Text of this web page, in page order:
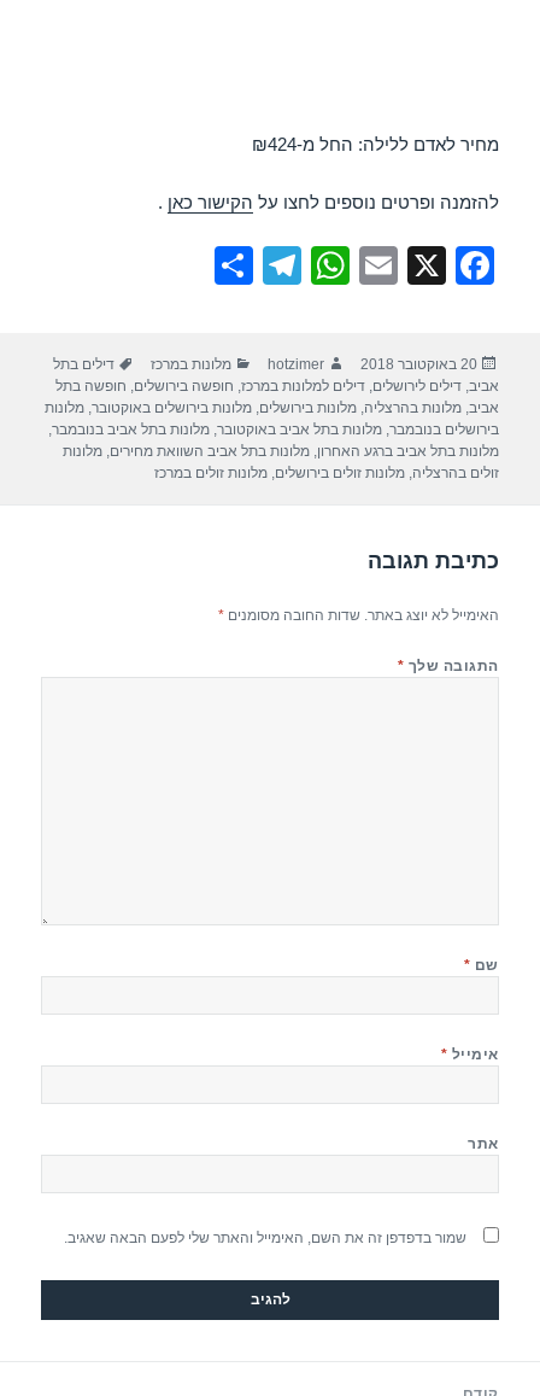
מחיר לאדם ללילה: החל מ-₪424
להזמנה ופרטים נוספים לחצו על הקישור כאן .
F
e
b
o
X
E
W
s
A
p
T
gr
a
m
e
פורסם
בתאריך
20 באוקטובר 2018 מחבר
hotzimer קטגוריות
מלונות במרכז תגיות
דילים בתל
אביב,דילים לירושלים,דילים למלונות במרכז, חופשה בירושלים, חופשה בתל
אביב,מלונות בהרצליה,מלונות בירושלים,מלונות בירושלים באוקטובר,מלונות
בירושלים בנובמבר,מלונות בתל אביב באוקטובר,מלונות בתל אביב בנובמבר,
מלונות בתל אביב ברגע האחרון,מלונות בתל אביב השוואת מחירים,מלונות
זולים בהרצליה,מלונות זולים בירושלים,מלונות זולים במרכז
כתיבת תגובה
האימייל לא יוצג באתר. שדות החובה מסומנים*
התגובה שלך *
שם *
אימייל *
אתר
שמור בדפדפן זה את השם, האימייל והאתר שלי לפעם הבאה שאגיב.